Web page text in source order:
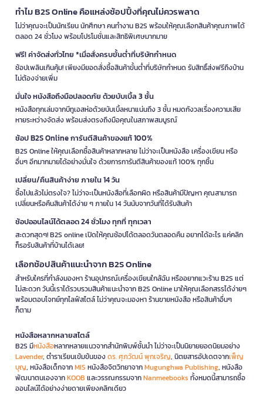
ทำไม B2S Online คือแหล่งช้อปปิ้งที่คุณไม่ควรพลาด
ไม่ว่าคุณจะเป็นนักเรียน นักศึกษา คนทำงาน B2S พร้อมให้คุณเลือกสินค้าคุณภาพได้
ตลอด 24 ชั่วโมง พร้อมโปรโมชั่นและสิทธิพิเศษมากมาย
ฟรี! ค่าจัดส่งทั่วไทย *เมื่อสั่งครบขั้นต่ำที่บริษัทกำหนด
ช้อปเพลินเกินคุ้ม! เพียงมียอดสั่งซื้อสินค้าขั้นต่ำที่บริษัทกำหนด รับสิทธิ์ส่งฟรีถึงบ้าน
ไม่ต้องจ่ายเพิ่ม
มั่นใจ หนังสือถึงมือปลอดภัย ด้วยบับเบิ้ล 3 ชั้น
หนังสือทุกเล่มจากบีทูเอสห่อด้วยบับเบิ้ลหนาแน่นถึง 3 ชั้น หมดกังวลเรื่องความเสีย
หายระหว่างจัดส่ง พร้อมส่งตรงถึงมือคุณในสภาพสมบูรณ์
ช้อป B2S Online การันตีสินค้าของแท้ 100%
B2S Online ให้คุณเลือกซื้อสินค้าหลากหลาย ไม่ว่าจะเป็นหนังสือ เครื่องเขียน หรือ
อื่นๆ อีกมากมายได้อย่างมั่นใจ ด้วยการการันตีสินค้าของแท้ 100% ทุกชิ้น
เปลี่ยน/คืนสินค้าง่าย ภายใน 14 วัน
ซื้อไปแล้วไม่ตรงใจ? ไม่ว่าจะเป็นหนังสือที่เลือกผิด หรือสินค้ามีปัญหา คุณสามารถ
เปลี่ยนหรือคืนสินค้าได้ง่าย ๆ ภายใน 14 วันนับจากวันที่ได้รับสินค้า
ช้อปออนไลน์ได้ตลอด 24 ชั่วโมง ทุกที่ ทุกเวลา
สะดวกสุดๆ! B2S online เปิดให้คุณช้อปได้ตลอดวันตลอดคืน อยากได้อะไร แค่คลิก
ก็รอรับสินค้าที่บ้านได้เลย!
เลือกช้อปสินค้าแนะนำจาก B2S Online
สำหรับใครที่กำลังมองหา ร้านอุปกรณ์เครื่องเขียนใกล้ฉัน หรืออยากแวะร้าน B2S แต่
ไม่สะดวก วันนี้เราได้รวบรวมสินค้าแนะนำจาก B2S Online มาให้คุณเลือกสรรได้ง่ายๆ
พร้อมตอบโจทย์ทุกไลฟ์สไตล์ ไม่ว่าคุณจะมองหา ร้านขายหนังสือ หรือสินค้าอื่นๆ
ก็ตาม
หนังสือหลากหลายสไตล์
B2S มีหนังสือหลากหลายแนวจากสำนักพิมพ์ชั้นนำ ไม่ว่าจะเป็นนิยายยอดนิยมอย่าง
Lavender, ตำราเรียนเข้มข้นของดร. ศุภวัฒน์ พุกเจริญ, นิตยสารอัปเดตจากเพ็ญ
บุญ, หนังสือเด็กจากMIS หนังสือจิตวิทยาจากMugunghwa Publishing, หนังสือ
พัฒนาตนเองจากKOOB และวรรณกรรมจากNanmeebooks ทั้งหมดนี้สามารถซื้อ
ออนไลน์ได้อย่างง่ายดายเพียงคลิกเดียว